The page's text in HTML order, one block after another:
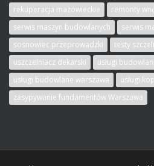
rekuperacja mazowieckie
remonty
serwis maszyn budowlanych
serwis
sosnowiec przeprowadzki
testy
uszczelniacz dekarski
usługi
usługi budowlane warszawa
usługi
zasypywanie fundamentów Warszawa